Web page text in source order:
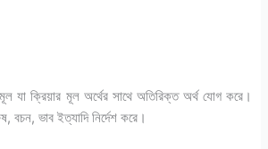
ক্রিয়ার মূল অর্থের সাথে অতিরিক্ত অর্থ যোগ করে।
বচন, ভাব ইত্যাদি নির্দেশ করে।